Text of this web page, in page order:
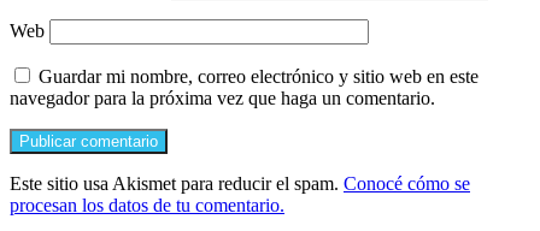
Web
Guardar mi nombre, correo electrónico y sitio web en este
navegador para la próxima vez que haga un comentario.
Este sitio usa Akismet para reducir el spam. Conocé cómo se
procesan los datos de tu comentario.